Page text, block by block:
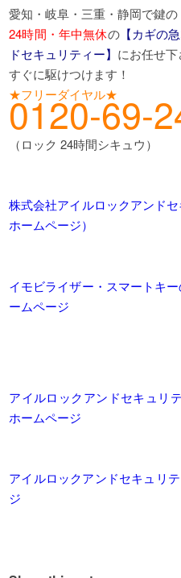
愛知・岐阜・三重・静岡で鍵
24時間・年中無休の【カギの
ドセキュリティー】 にお任せ下
すぐに駆けつけます！
★フリーダイヤル★
0120-69-
（ロック 24時間シキュウ）
株式会社アイルロックアンド
ホームページ）
イモビライザー・スマートキ
ームページ
アイルロックアンドセキュリ
ホームページ
アイルロックアンドセキュリ
ジ